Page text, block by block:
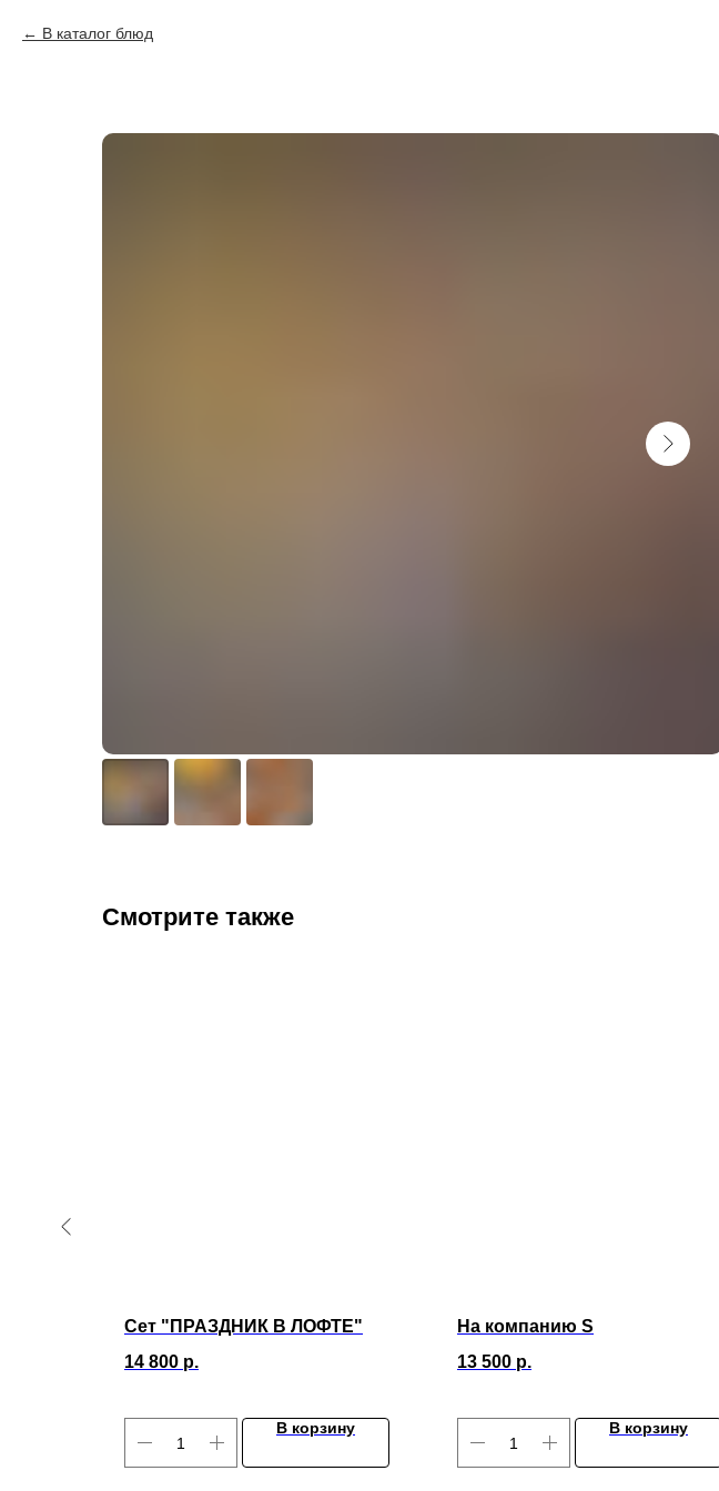
В каталог блюд
Смотрите также
Сет "ПРАЗДНИК В ЛОФТЕ"
14 800 р.
В корзину
На компанию S
13 500 р.
В корзину